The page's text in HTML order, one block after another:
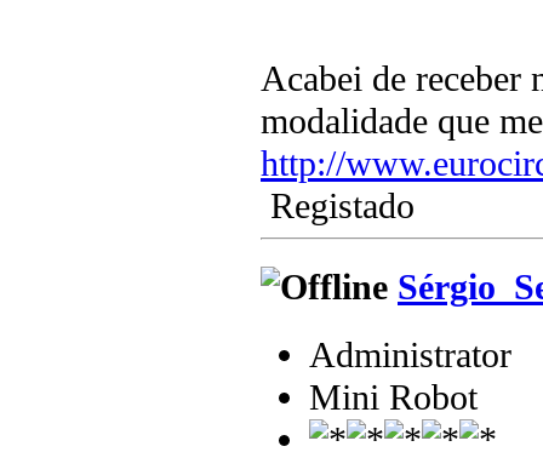
Acabei de receber
modalidade que
http://
Registado
Administrator
Mini Robot